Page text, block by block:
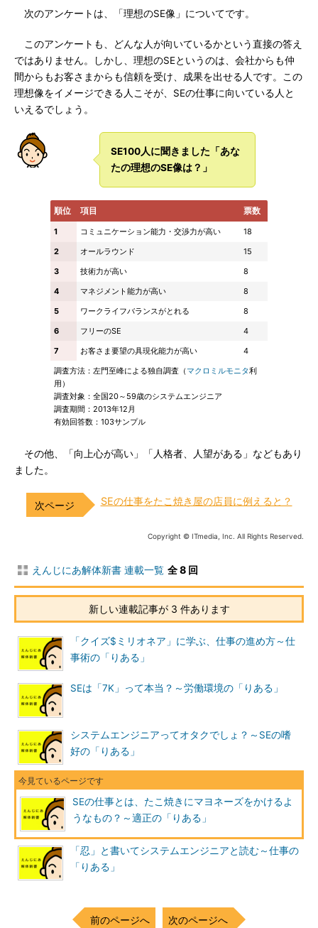
次のアンケートは、「理想のSE像」についてです。
このアンケートも、どんな人が向いているかという直接の答え
ではありません。しかし、理想のSEというのは、会社からも仲
間からもお客さまからも信頼を受け、成果を出せる人です。この
理想像をイメージできる人こそが、SEの仕事に向いている人と
いえるでしょう。
SE100人に聞きました「あな
たの理想のSE像は？」
順位 項目 票数
1 コミュニケーション能力・交渉力が高い
18
2
オールラウンド
15
3
技術力が高い
8
4
マネジメント能力が高い
8
5
ワークライフバランスがとれる
8
6
フリーのSE
4
7
お客さま要望の具現化能力が高い
4
調査方法：左門至峰による独自調査（マクロミルモニタ利
用）
調査対象：全国20～59歳のシステムエンジニア
調査期間：2013年12月
有効回答数：103サンプル
その他、「向上心が高い」「人格者、人望がある」などもあり
ました。
SEの仕事をたこ焼き屋の店員に例えると？
Copyright © ITmedia, Inc. All Rights Reserved.
えんじにあ解体新書 連載一覧 全 8 回
新しい連載記事が 3 件あります
「クイズ$ミリオネア」に学ぶ、仕事の進め方～仕
事術の「りある」
SEは「7K」って本当？～労働環境の「りある」
システムエンジニアってオタクでしょ？～SEの嗜
好の「りある」
SEの仕事とは、たこ焼きにマヨネーズをかけるよ
うなもの？～適正の「りある」
「忍」と書いてシステムエンジニアと読む～仕事の
「りある」
前のページへ 次のページへ